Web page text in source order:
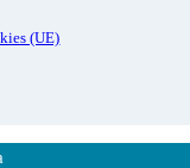
(UE)